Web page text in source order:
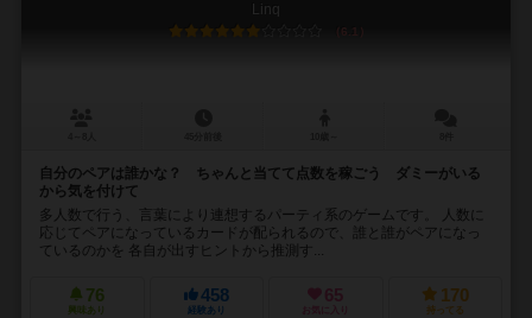
Linq
6.1
自分のペアは誰かな？ ちゃんと当てて点数を稼ごう ダミーがいる
から気を付けて
多人数で行う、言葉により連想するパーティ系のゲームです。 人数に
応じてペアになっているカードが配られるので、誰と誰がペアになっ
ているのかを 各自が出すヒントから推測す...
76
興味あり
458
経験あり
65
お気に入り
170
持ってる